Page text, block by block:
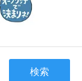
検索